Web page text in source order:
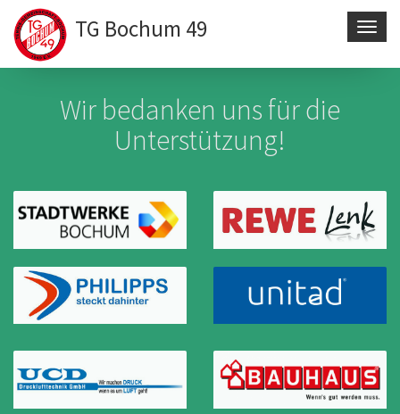
TG Bochum 49
Wir bedanken uns für die
Unterstützung!